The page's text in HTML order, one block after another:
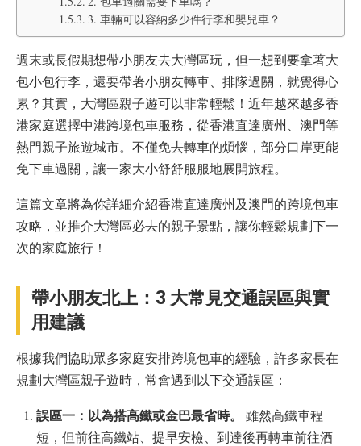
3. 車輛可以容納多少件行李和嬰兒車？
週末或長假期想帶小朋友去大灣區玩，但一想到要拿著大
包小包行李，還要帶著小朋友轉車、排隊過關，就覺得心
累？其實，大灣區親子遊可以非常輕鬆！近年越來越多香
港家庭選擇中港跨境包車服務，從香港直達廣州、澳門等
熱門親子旅遊城市。不僅免去轉車的煩惱，部分口岸更能
免下車過關，讓一家大小舒舒服服地展開旅程。
這篇文章將為你詳細介紹香港直達廣州及澳門的跨境包車
攻略，並推介大灣區必去的親子景點，讓你輕鬆規劃下一
次的家庭旅行！
帶小朋友北上：3 大常見交通誤區與實
用建議
根據我們協助眾多家庭安排跨境包車的經驗，許多家長在
規劃大灣區親子遊時，常會遇到以下交通誤區：
誤區一：以為搭高鐵或金巴最省時。
雖然高鐵車程
短，但前往高鐵站、提早安檢、到達後再轉車前往酒